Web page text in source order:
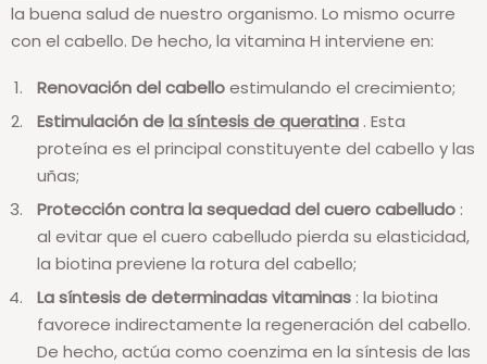
la buena salud de nuestro organismo. Lo mismo ocurre
con el cabello. De hecho, la vitamina H interviene en:
Renovación del cabelloestimulando el crecimiento;
Estimulación dela síntesis de queratina . Esta
proteína es el principal constituyente del cabello y las
uñas;
Protección contra la sequedad del cuero cabelludo :
al evitar que el cuero cabelludo pierda su elasticidad,
la biotina previene la rotura del cabello;
La síntesis de determinadas vitaminas : la biotina
favorece indirectamente la regeneración del cabello.
De hecho, actúa como coenzima en la síntesis de las